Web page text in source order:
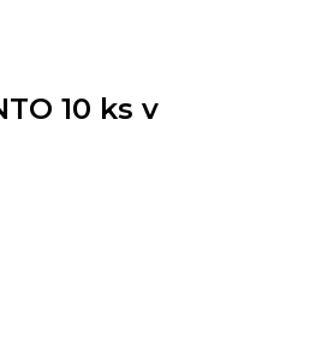
10 ks v